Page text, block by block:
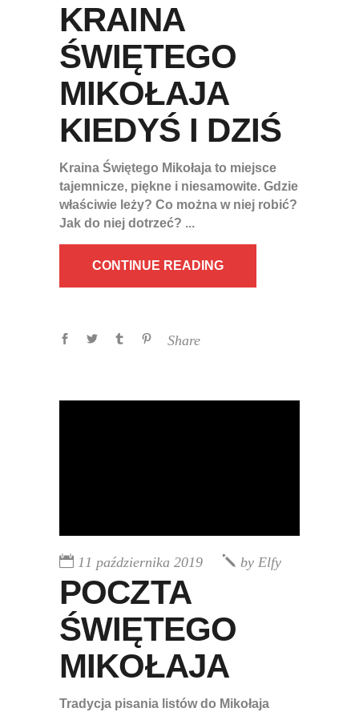
KRAINA
ŚWIĘTEGO
MIKOŁAJA
KIEDYŚ I DZIŚ
Kraina Świętego Mikołaja to miejsce
tajemnicze, piękne i niesamowite. Gdzie
właściwie leży? Co można w niej robić?
Jak do niej dotrzeć?
CONTINUE READING
Share
11 października 2019 by Elfy
POCZTA
ŚWIĘTEGO
MIKOŁAJA
Tradycja pisania listów do Mikołaja